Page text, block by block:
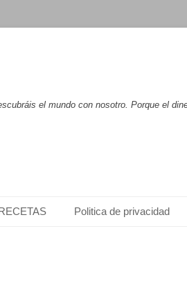
el mundo con nosotro. Porque el
Politica de privacidad